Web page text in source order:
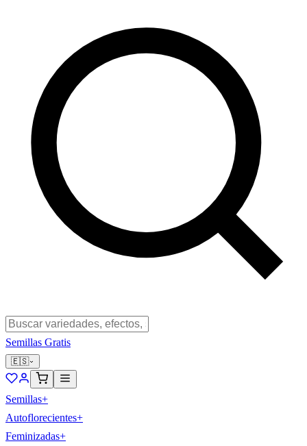
Semillas Gratis
🇪🇸
Semillas+
Autoflorecientes+
Feminizadas+